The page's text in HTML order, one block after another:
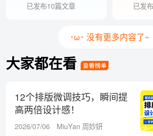
已发布10篇文章 已发
･ω･ 没有更多内容了~
大家都在看
12个排版微调技巧，瞬间提
高两倍设计感！
2026/07/06
MiuYan 周妙妍